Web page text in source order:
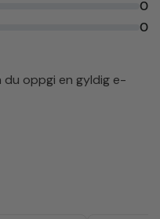
0
0
du oppgi en gyldig e-